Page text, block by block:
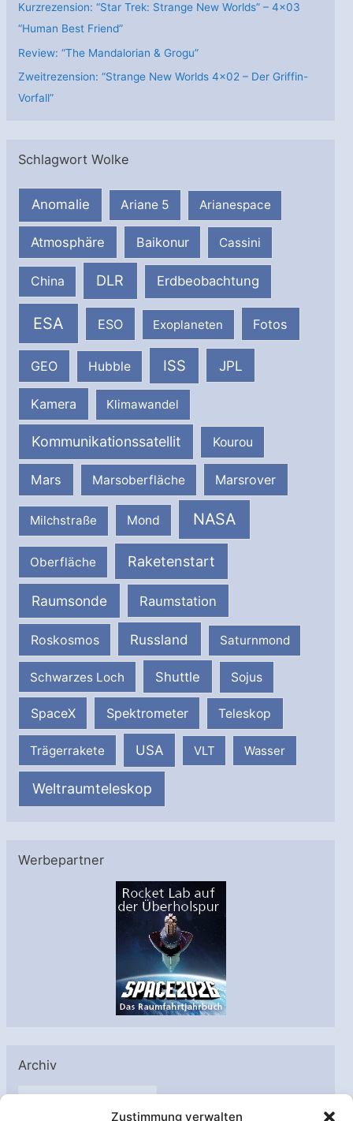
Zustimmung verwalten
Kurzrezension: “Star Trek: Strange New Worlds” – 4×03
“Human Best Friend”
Review: “The Mandalorian & Grogu”
Zweitrezension: “Strange New Worlds 4×02 – Der Griffin-
Vorfall”
Schlagwort Wolke
Anomalie Ariane 5 Arianespace
Atmosphäre Baikonur Cassini
China DLR Erdbeobachtung
ESA ESO Exoplaneten Fotos
GEO Hubble ISS JPL
Kamera Klimawandel
Kommunikationssatellit Kourou
Mars Marsoberfläche Marsrover
Milchstraße Mond NASA
Oberfläche Raketenstart
Raumsonde Raumstation
Roskosmos Russland Saturnmond
Schwarzes Loch Shuttle Sojus
SpaceX Spektrometer Teleskop
Trägerrakete USA VLT Wasser
Weltraumteleskop
Werbepartner
Archiv
A